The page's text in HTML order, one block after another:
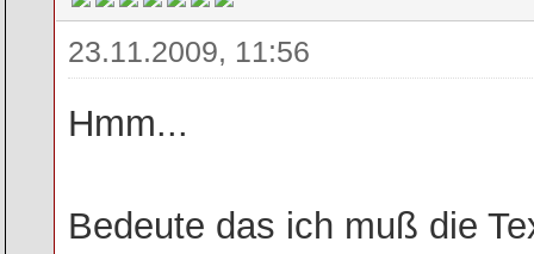
23.11.2009, 11:56
Hmm...
Bedeute das ich muß die